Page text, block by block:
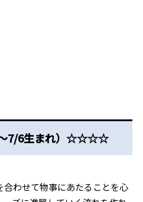
～7/6生まれ）☆☆☆☆
わせて物事にあたることを心